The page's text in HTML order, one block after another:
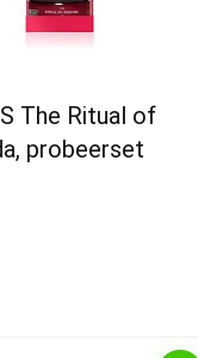
The Ritual of
probeerset